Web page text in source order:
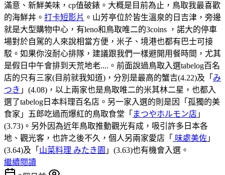
滿意、新鮮美味，cp值破錶。大概是目前為止，鳥取我最喜歡
的海鮮丼。 打卡短影片 。山芳亭位於皆生溫泉的日吉津，旁邊
就是大型購物中心，有leno和鳥取唯二的3coins ，諾大的停車
場對於自駕的人來說相當方便，米子、境港也都有巴士可接
駁。如果你沒耐心排隊，建議跟我們一樣避開用餐時間，尤其
是假日中午會排到天荒地老....。前面說過鳥取入選tabelog百名
店的只有三家(目前就我知道)，分別是最高的蟹吉(4.22)及「 み
つき 」(4.08)，以上兩家也是鳥取唯二的米其林二星，也都入
選了tabelog日本料理百名店。另一家入選的則是因「孤獨的美
食家」五郎吃過而爆紅的鳥取食堂「 まつやホルモン店 」
(3.73)。另外因為近年鳥取推動觀光有成，吸引許多日本各
地、觀光客，也許之後不久，個人另兩家愛店「 味處美佐 」
(3.64)及「 山菜料理 みたき園 」(3.63)也有機會入選。
繼續閱讀